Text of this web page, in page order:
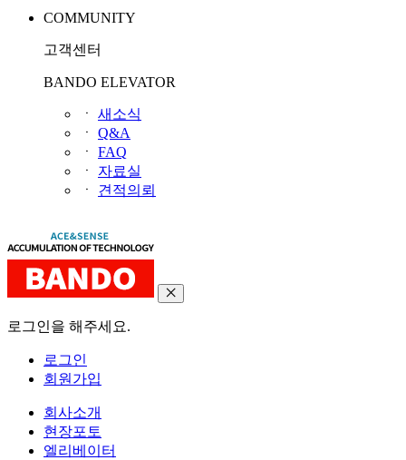
COMMUNITY
고객센터
BANDO ELEVATOR
ㆍ 새소식
ㆍ Q&A
ㆍ FAQ
ㆍ 자료실
ㆍ 견적의뢰
로그인을 해주세요.
로그인
회원가입
회사소개
현장포토
엘리베이터